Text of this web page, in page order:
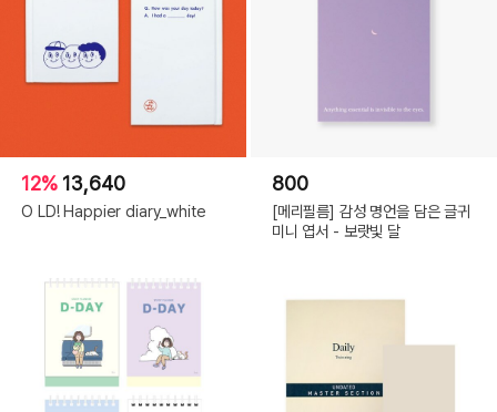
12% 13,640
O LD! Happier diary_white
800
[메리필름] 감성 명언을 담은 글귀
미니 엽서 - 보랏빛 달